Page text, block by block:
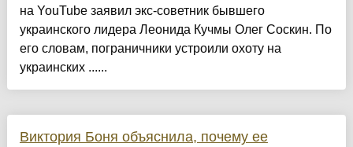
на YouTube заявил экс-советник бывшего
украинского лидера Леонида Кучмы Олег Соскин. По
его словам, пограничники устроили охоту на
украинских ......
Виктория Боня объяснила, почему ее